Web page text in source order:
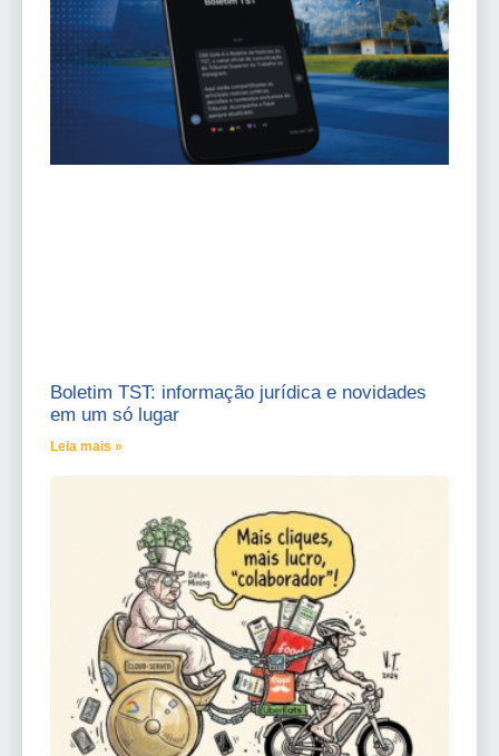
Boletim TST: informação jurídica e novidades
em um só lugar
Leia mais »